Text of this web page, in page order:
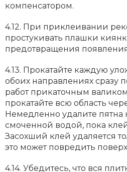
компенсатором.
4.12. При приклеивании
простукивать плашки
предотвращения
4.13. Прокатайте каждую
обоих направлениях сразу
работ прикаточным
прокатайте всю область
Немедленно удалите пятна
смоченной водой, пока
Засохший клей удаляется
это может повредить
4.14. Убедитесь, что вся